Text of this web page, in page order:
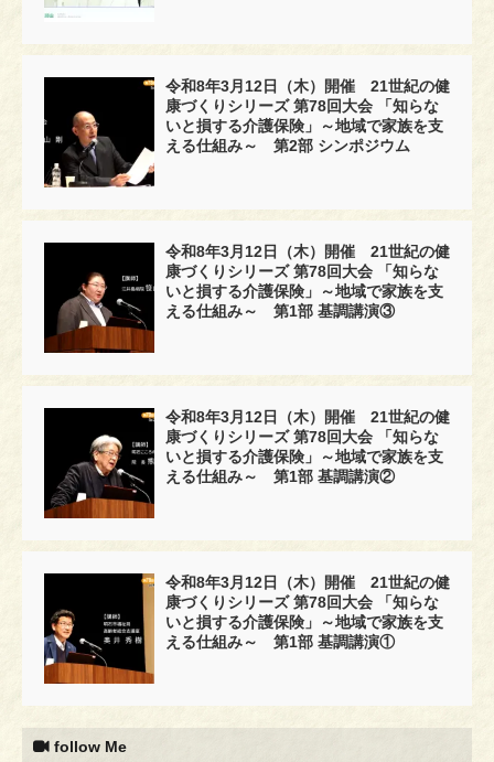
令和8年3月12日（木）開催 21世紀の健
康づくりシリーズ 第78回大会 「知らな
いと損する介護保険」～地域で家族を支
える仕組み～ 第2部 シンポジウム
令和8年3月12日（木）開催 21世紀の健
康づくりシリーズ 第78回大会 「知らな
いと損する介護保険」～地域で家族を支
える仕組み～ 第1部 基調講演③
令和8年3月12日（木）開催 21世紀の健
康づくりシリーズ 第78回大会 「知らな
いと損する介護保険」～地域で家族を支
える仕組み～ 第1部 基調講演②
令和8年3月12日（木）開催 21世紀の健
康づくりシリーズ 第78回大会 「知らな
いと損する介護保険」～地域で家族を支
える仕組み～ 第1部 基調講演①
follow Me